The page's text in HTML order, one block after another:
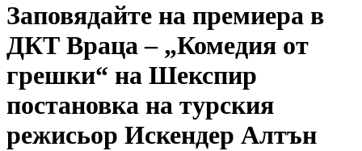
Заповядайте на премиера в
ДКТ Враца – „Комедия от
грешки“ на Шекспир
постановка на турския
режисьор Искендер Алтън